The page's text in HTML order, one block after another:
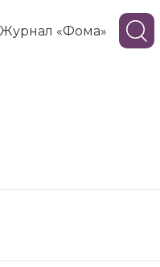
Журнал «Фома»